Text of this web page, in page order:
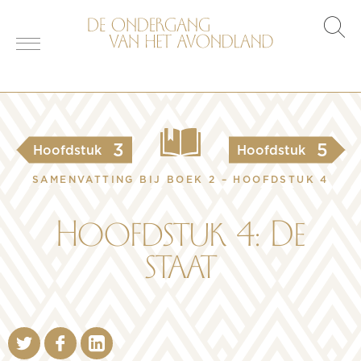
Hoofdstuk 3 Hoofdstuk 5
SAMENVATTING BIJ BOEK 2 – HOOFDSTUK 4
Hoofdstuk 4: De
staat